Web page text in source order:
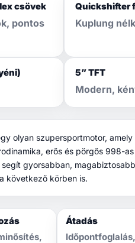
csövek
pontos
Quickshifter
Kuplung
5” TFT
Modern,
olyan szupersportmotor,
erős és pörgős 998-
gyorsabban,
következő körben is.
Átadás
Időpontfoglalás,